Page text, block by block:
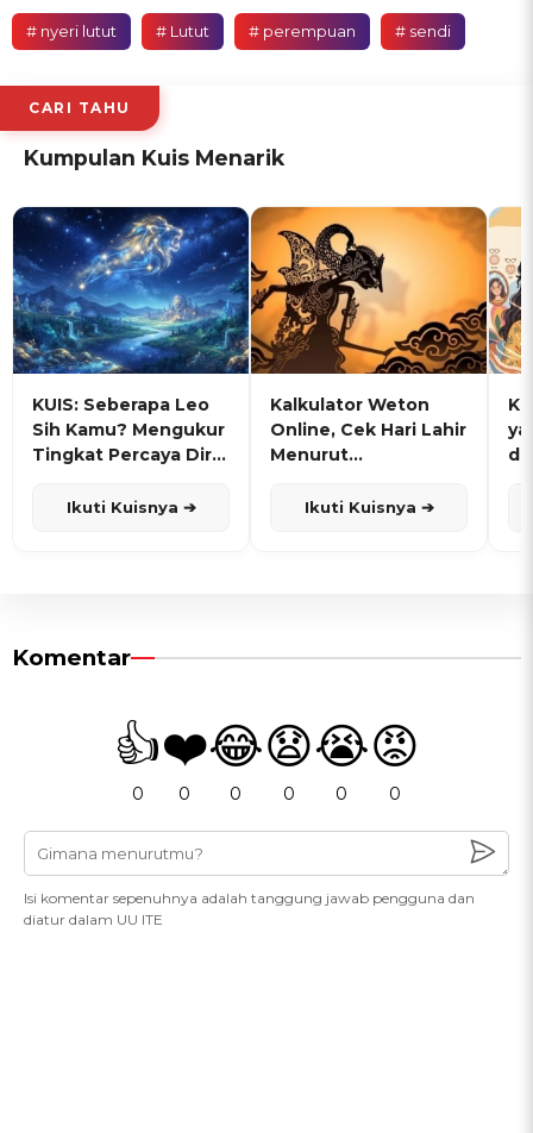
# nyeri lutut # Lutut # perempuan # sendi
CARI TAHU
Kumpulan Kuis Menarik
KUIS: Seberapa Leo
Sih Kamu? Mengukur
Tingkat Percaya Diri
Ikuti Kuisnya ➔
Kalkulator Weton
Online, Cek Hari Lahir
Menurut
Ikuti Kuisnya ➔
Komentar
👍
0
❤️
0
😂
0
😧
0
😭
0
😡
0
Isi komentar sepenuhnya adalah tanggung jawab pengguna dan
diatur dalam UU ITE